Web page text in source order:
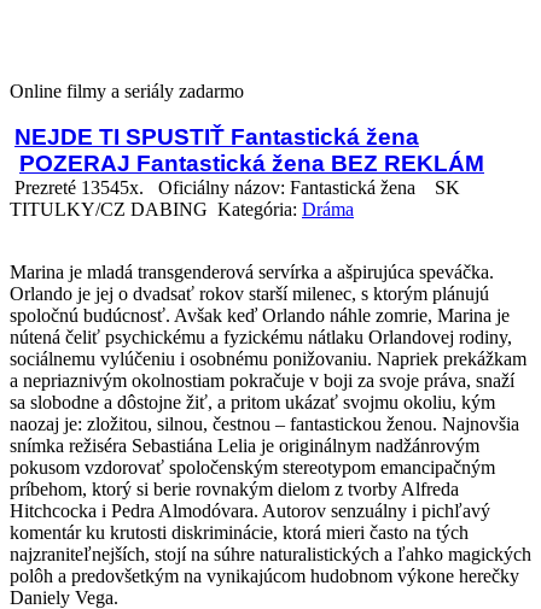
Online filmy a seriály zadarmo
NEJDE TI SPUSTIŤ Fantastická žena
POZERAJ Fantastická žena BEZ REKLÁM
Prezreté 13545x. Oficiálny názov: Fantastická žena
SK
TITULKY/CZ DABING Kategória: Dráma
Marina je mladá transgenderová servírka a ašpirujúca speváčka.
Orlando je jej o dvadsať rokov starší milenec, s ktorým plánujú
spoločnú budúcnosť. Avšak keď Orlando náhle zomrie, Marina je
nútená čeliť psychickému a fyzickému nátlaku Orlandovej rodiny,
sociálnemu vylúčeniu i osobnému ponižovaniu. Napriek prekážkam
a nepriaznivým okolnostiam pokračuje v boji za svoje práva, snaží
sa slobodne a dôstojne žiť, a pritom ukázať svojmu okoliu, kým
naozaj je: zložitou, silnou, čestnou – fantastickou ženou. Najnovšia
snímka režiséra Sebastiána Lelia je originálnym nadžánrovým
pokusom vzdorovať spoločenským stereotypom emancipačným
príbehom, ktorý si berie rovnakým dielom z tvorby Alfreda
Hitchcocka i Pedra Almodóvara. Autorov senzuálny i pichľavý
komentár ku krutosti diskriminácie, ktorá mieri často na tých
najzraniteľnejších, stojí na súhre naturalistických a ľahko magických
polôh a predovšetkým na vynikajúcom hudobnom výkone herečky
Daniely Vega.